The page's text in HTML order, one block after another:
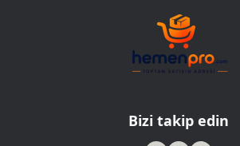
Bizi takip edin